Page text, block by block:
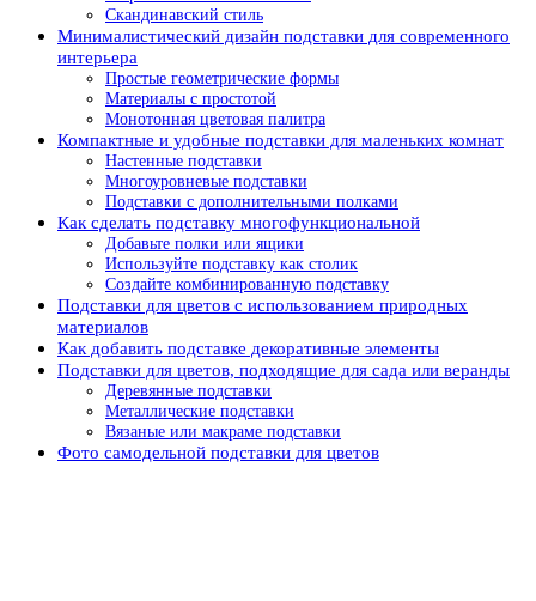
Скандинавский стиль
Минималистический дизайн подставки для современного
интерьера
Простые геометрические формы
Материалы с простотой
Монотонная цветовая палитра
Компактные и удобные подставки для маленьких комнат
Настенные подставки
Многоуровневые подставки
Подставки с дополнительными полками
Как сделать подставку многофункциональной
Добавьте полки или ящики
Используйте подставку как столик
Создайте комбинированную подставку
Подставки для цветов с использованием природных
материалов
Как добавить подставке декоративные элементы
Подставки для цветов, подходящие для сада или веранды
Деревянные подставки
Металлические подставки
Вязаные или макраме подставки
Фото самодельной подставки для цветов